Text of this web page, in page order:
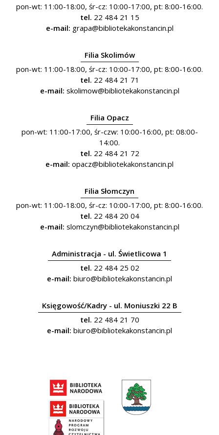
pon-wt: 11:00-18:00, śr-cz: 10:00-17:00, pt: 8:00-16:00.
tel. 22 484 21 15
e-mail: grapa@bibliotekakonstancin.pl
Filia Skolimów
pon-wt: 11:00-18:00, śr-cz: 10:00-17:00, pt: 8:00-16:00.
tel. 22 484 21 71
e-mail: skolimow@bibliotekakonstancin.pl
Filia Opacz
pon-wt: 11:00-17:00, śr-czw: 10:00-16:00, pt: 08:00-
14:00.
tel. 22 484 21 72
e-mail: opacz@bibliotekakonstancin.pl
Filia Słomczyn
pon-wt: 11:00-18:00, śr-cz: 10:00-17:00, pt: 8:00-16:00.
tel. 22 484 20 04
e-mail: slomczyn@bibliotekakonstancin.pl
Administracja - ul. Świetlicowa 1
tel. 22 484 25 02
e-mail: biuro@bibliotekakonstancin.pl
Księgowość/Kadry - ul. Moniuszki 22 B
tel. 22 484 21 70
e-mail: biuro@bibliotekakonstancin.pl